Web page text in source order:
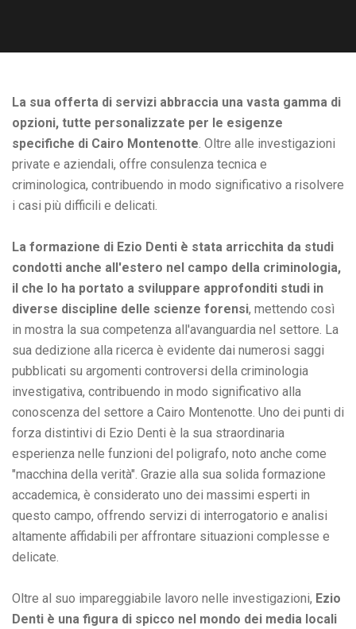
La sua offerta di servizi abbraccia una vasta gamma di
opzioni, tutte personalizzate per le esigenze
specifiche di Cairo Montenotte. Oltre alle investigazioni
private e aziendali, offre consulenza tecnica e
criminologica, contribuendo in modo significativo a risolvere
i casi più difficili e delicati.
La formazione di Ezio Denti è stata arricchita da studi
condotti anche all'estero nel campo della criminologia,
il che lo ha portato a sviluppare approfonditi studi in
diverse discipline delle scienze forensi, mettendo così
in mostra la sua competenza all'avanguardia nel settore. La
sua dedizione alla ricerca è evidente dai numerosi saggi
pubblicati su argomenti controversi della criminologia
investigativa, contribuendo in modo significativo alla
conoscenza del settore a Cairo Montenotte. Uno dei punti di
forza distintivi di Ezio Denti è la sua straordinaria
esperienza nelle funzioni del poligrafo, noto anche come
"macchina della verità". Grazie alla sua solida formazione
accademica, è considerato uno dei massimi esperti in
questo campo, offrendo servizi di interrogatorio e analisi
altamente affidabili per affrontare situazioni complesse e
delicate.
Oltre al suo impareggiabile lavoro nelle investigazioni, Ezio
Denti è una figura di spicco nel mondo dei media locali